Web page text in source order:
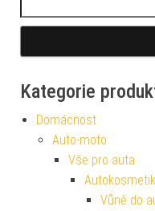
Kategorie
Domácnost
Auto-moto
Vše pro auta
Vůně do